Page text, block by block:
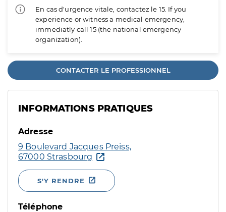
En cas d'urgence vitale, contactez le 15. If you
experience or witness a medical emergency,
immediatly call 15 (the national emergency
organization).
CONTACTER LE PROFESSIONNEL
INFORMATIONS PRATIQUES
Adresse
9 Boulevard Jacques Preiss,
67000 Strasbourg
S'Y RENDRE
Téléphone